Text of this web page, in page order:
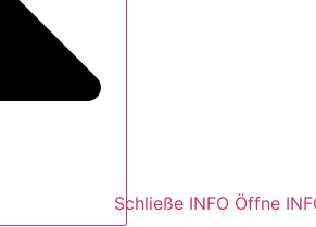
Schließe INFO Öffne